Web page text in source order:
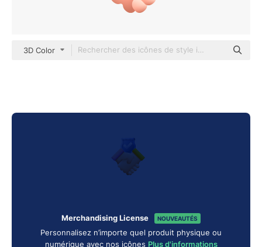
3D Color
Merchandising License NOUVEAUTÉS
Personnalisez n’importe quel produit physique ou
numérique avec nos icônes Plus d'informations